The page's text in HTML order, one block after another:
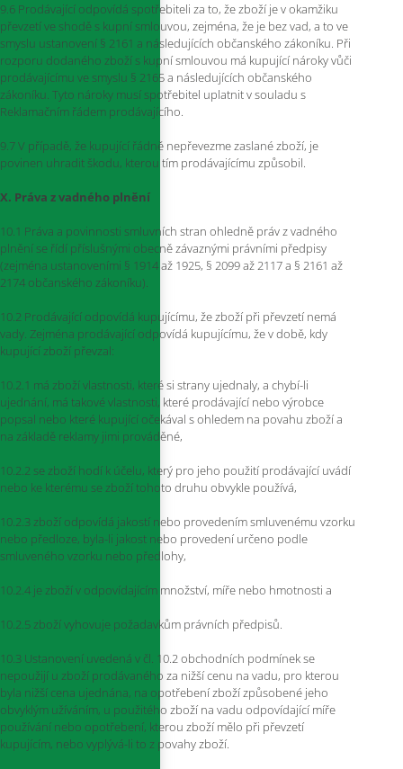
9.6 Prodávající odpovídá spotřebiteli za to, že zboží je v okamžiku
převzetí ve shodě s kupní smlouvou, zejména, že je bez vad, a to ve
smyslu ustanovení § 2161 a následujících občanského zákoníku. Při
rozporu dodaného zboží s kupní smlouvou má kupující nároky vůči
prodávajícímu ve smyslu § 2165 a následujících občanského
zákoníku. Tyto nároky musí spotřebitel uplatnit v souladu s
Reklamačním řádem prodávajícího.
9.7 V případě, že kupující řádně nepřevezme zaslané zboží, je
povinen uhradit škodu, kterou tím prodávajícímu způsobil.
X. Práva z vadného plnění
10.1 Práva a povinnosti smluvních stran ohledně práv z vadného
plnění se řídí příslušnými obecně závaznými právními předpisy
(zejména ustanoveními § 1914 až 1925, § 2099 až 2117 a § 2161 až
2174 občanského zákoníku).
10.2 Prodávající odpovídá kupujícímu, že zboží při převzetí nemá
vady. Zejména prodávající odpovídá kupujícímu, že v době, kdy
kupující zboží převzal:
10.2.1 má zboží vlastnosti, které si strany ujednaly, a chybí-li
ujednání, má takové vlastnosti, které prodávající nebo výrobce
popsal nebo které kupující očekával s ohledem na povahu zboží a
na základě reklamy jimi prováděné,
10.2.2 se zboží hodí k účelu, který pro jeho použití prodávající uvádí
nebo ke kterému se zboží tohoto druhu obvykle používá,
10.2.3 zboží odpovídá jakostí nebo provedením smluvenému vzorku
nebo předloze, byla-li jakost nebo provedení určeno podle
smluveného vzorku nebo předlohy,
10.2.4 je zboží v odpovídajícím množství, míře nebo hmotnosti a
10.2.5 zboží vyhovuje požadavkům právních předpisů.
10.3 Ustanovení uvedená v čl. 10.2 obchodních podmínek se
nepoužijí u zboží prodávaného za nižší cenu na vadu, pro kterou
byla nižší cena ujednána, na opotřebení zboží způsobené jeho
obvyklým užíváním, u použitého zboží na vadu odpovídající míře
používání nebo opotřebení, kterou zboží mělo při převzetí
kupujícím, nebo vyplývá-li to z povahy zboží.